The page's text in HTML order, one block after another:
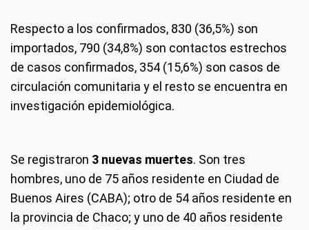
Respecto a los confirmados, 830 (36,5%) son
importados, 790 (34,8%) son contactos estrechos
de casos confirmados, 354 (15,6%) son casos de
circulación comunitaria y el resto se encuentra en
investigación epidemiológica.
Se registraron 3 nuevas muertes. Son tres
hombres, uno de 75 años residente en Ciudad de
Buenos Aires (CABA); otro de 54 años residente en
la provincia de Chaco; y uno de 40 años residente